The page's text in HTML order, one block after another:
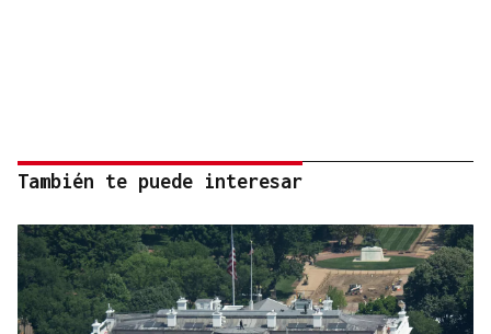
También te puede interesar